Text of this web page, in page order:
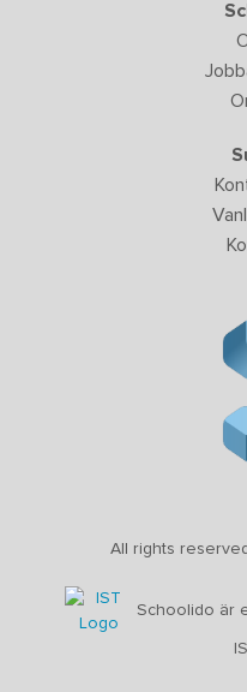
All rights
Schoolido är